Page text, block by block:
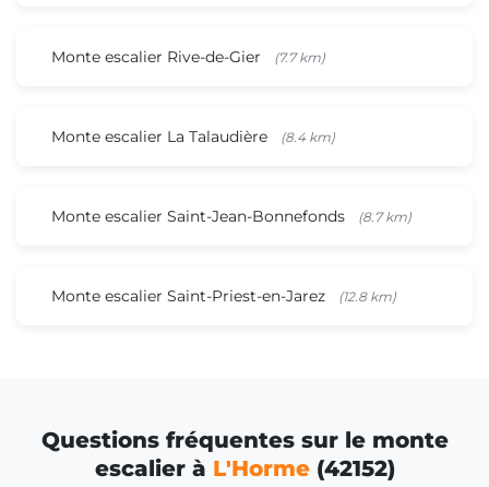
Monte escalier Rive-de-Gier (7.7 km)
Monte escalier La Talaudière (8.4 km)
Monte escalier Saint-Jean-Bonnefonds (8.7 km)
Monte escalier Saint-Priest-en-Jarez (12.8 km)
Questions fréquentes sur le monte
escalier à L'Horme(42152)